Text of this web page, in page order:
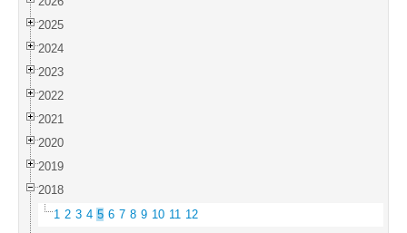
2025
2024
2023
2022
2021
2020
2019
2018
1 2 3 4 5 6 7 8 9 10 11 12